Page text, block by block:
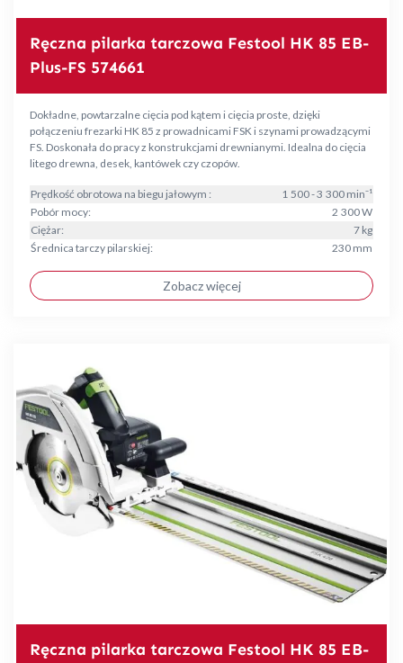
Ręczna pilarka tarczowa Festool HK 85 EB-
Plus-FS 574661
Dokładne, powtarzalne cięcia pod kątem i cięcia proste, dzięki
połączeniu frezarki HK 85 z prowadnicami FSK i szynami prowadzącymi
FS. Doskonała do pracy z konstrukcjami drewnianymi. Idealna do cięcia
litego drewna, desek, kantówek czy czopów.
Prędkość obrotowa na biegu jałowym :
1 500 - 3 300 min⁻¹
Pobór mocy:
2 300 W
Ciężar:
7 kg
Średnica tarczy pilarskiej:
230 mm
Zobacz więcej
Ręczna pilarka tarczowa Festool HK 85 EB-